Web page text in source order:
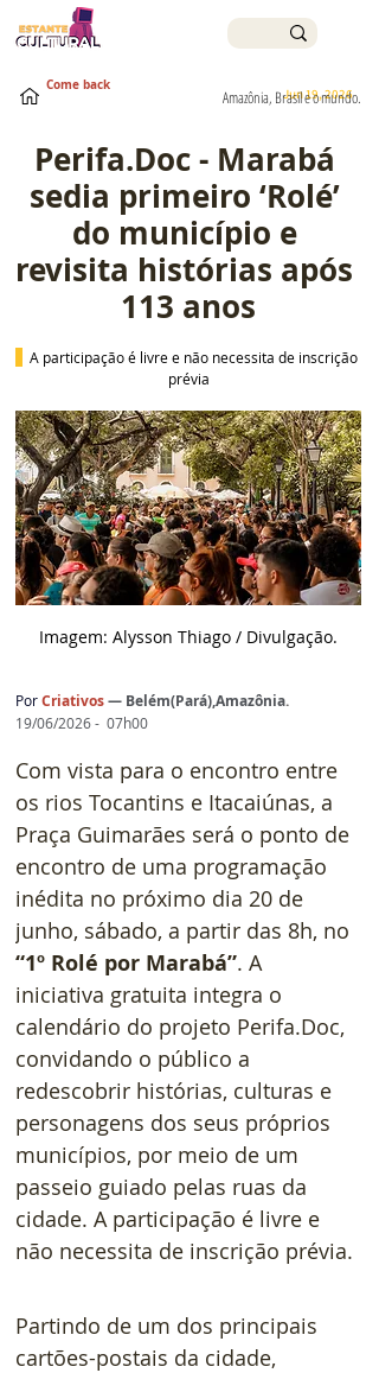
Jun 19, 2026
Amazônia, Brasil e o mundo.
Come back
Perifa.Doc - Marabá
sedia primeiro ‘Rolé’
do município e
revisita histórias após
113 anos
A participação é livre e não necessita de inscrição
prévia
Imagem: Alysson Thiago / Divulgação.
Por Criativos— Belém(Pará),Amazônia.
19/06/2026 -  07h00
Com vista para o encontro entre
os rios Tocantins e Itacaiúnas, a
Praça Guimarães será o ponto de
encontro de uma programação
inédita no próximo dia 20 de
junho, sábado, a partir das 8h, no
“1º Rolé por Marabá”. A
iniciativa gratuita integra o
calendário do projeto Perifa.Doc,
convidando o público a
redescobrir histórias, culturas e
personagens dos seus próprios
municípios, por meio de um
passeio guiado pelas ruas da
cidade. A participação é livre e
não necessita de inscrição prévia.
Partindo de um dos principais
cartões-postais da cidade,